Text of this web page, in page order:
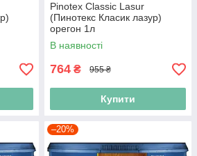
Pinotex Classic Lasur
(Пинотекс Класик лазур)
орегон 1л
В наявності
764 ₴ 955 ₴
Купити
–20%